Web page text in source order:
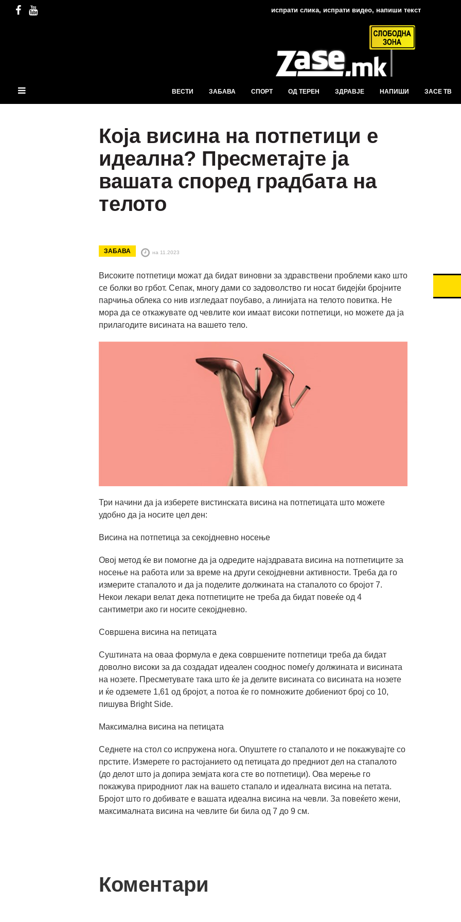
испрати слика, испрати видео, напиши текст
ВЕСТИ ЗАБАВА СПОРТ ОД ТЕРЕН ЗДРАВЈЕ НАПИШИ ЗАСЕ ТВ
Која висина на потпетици е
идеална? Пресметајте ја
вашата според градбата на
телото
ЗАБАВА на 11.2023
Високите потпетици можат да бидат виновни за здравствени проблеми како што
се болки во грбот. Сепак, многу дами со задоволство ги носат бидејќи бројните
парчиња облека со нив изгледаат поубаво, а линијата на телото повитка. Не
мора да се откажувате од чевлите кои имаат високи потпетици, но можете да ја
прилагодите висината на вашето тело.
Три начини да ја изберете вистинската висина на потпетицата што можете
удобно да ја носите цел ден:
Висина на потпетица за секојдневно носење
Овој метод ќе ви помогне да ја одредите најздравата висина на потпетиците за
носење на работа или за време на други секојдневни активности. Треба да го
измерите стапалото и да ја поделите должината на стапалото со бројот 7.
Некои лекари велат дека потпетиците не треба да бидат повеќе од 4
сантиметри ако ги носите секојдневно.
Совршена висина на петицата
Суштината на оваа формула е дека совршените потпетици треба да бидат
доволно високи за да создадат идеален сооднос помеѓу должината и висината
на нозете. Пресметувате така што ќе ја делите висината со висината на нозете
и ќе одземете 1,61 од бројот, а потоа ќе го помножите добиениот број со 10,
пишува Bright Side.
Максимална висина на петицата
Седнете на стол со испружена нога. Опуштете го стапалото и не покажувајте со
прстите. Измерете го растојанието од петицата до предниот дел на стапалото
(до делот што ја допира земјата кога сте во потпетици). Ова мерење го
покажува природниот лак на вашето стапало и идеалната висина на петата.
Бројот што го добивате е вашата идеална висина на чевли. За повеќето жени,
максималната висина на чевлите би била од 7 до 9 см.
Коментари